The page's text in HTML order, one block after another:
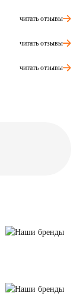
читать отзывы
читать отзывы
читать отзывы